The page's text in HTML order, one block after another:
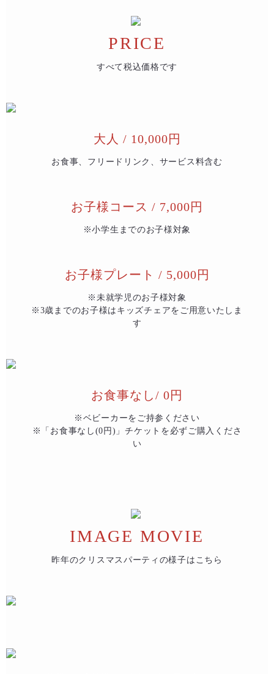
PRICE
すべて税込価格です
大人 / 10,000円
お食事、フリードリンク、サービス料含む
お子様コース / 7,000円
※小学生までのお子様対象
お子様プレート / 5,000円
※未就学児のお子様対象
※3歳までのお子様はキッズチェアをご用意いたしま
す
お食事なし/ 0円
※ベビーカーをご持参ください
※「お食事なし(0円)」チケットを必ずご購入くださ
い
IMAGE MOVIE
昨年のクリスマスパーティの様子はこちら